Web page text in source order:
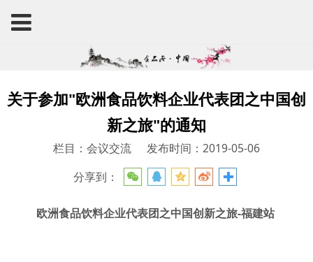
关于参加"欧洲食品饮料企业代表团之中国创
新之旅"的通知
栏目：会议交流
发布时间：2019-05-06
分享到：
欧洲食品饮料企业代表团之中国创新之旅-福建站